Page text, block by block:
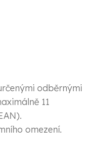
odběrnými
11
omezení.